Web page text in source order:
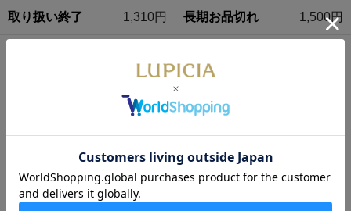
取り扱い終了 1,310円 長期お品切れ 1,500円